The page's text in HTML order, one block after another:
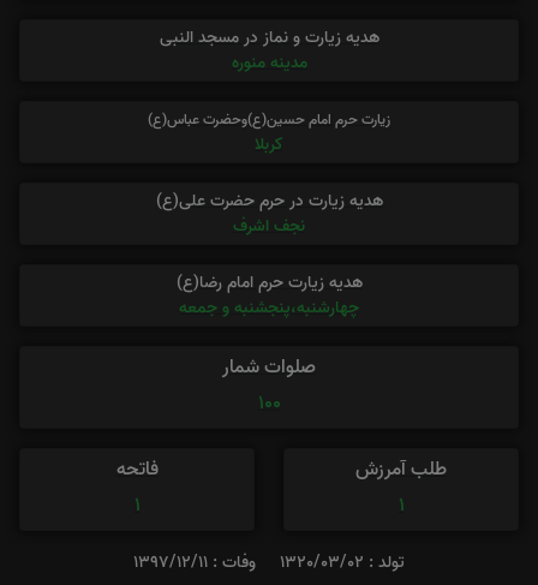
هدیه زیارت و نماز در مسجد النبی
مدینه منوره
زیارت حرم امام حسین(ع)وحضرت عباس(ع)
کربلا
هدیه زیارت در حرم حضرت علی(ع)
نجف اشرف
هدیه زیارت حرم امام رضا(ع)
چهارشنبه،پنجشنبه و جمعه
صلوات شمار
100
طلب آمرزش
1
فاتحه
1
تولد : 1320/03/02 وفات : 1397/12/11